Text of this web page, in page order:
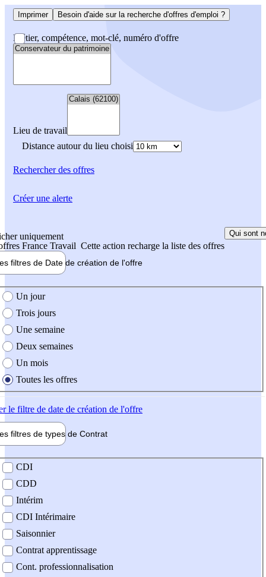
Imprimer Besoin d'aide sur la recherche d'offres d'emploi ?
Métier, compétence, mot-clé, numéro d'offre
Lieu de travail
Distance autour du lieu choisi
Rechercherdes offres
uniquement
France Travail Cette action recharge la liste des offres
Qui sont
filtres de Date de création de l'offre
création de l'offre
Un jour
Trois jours
Une semaine
Deux semaines
Un mois
Toutes les offres
le filtre de date de création de l'offre
filtres de types de Contrat
contrat
CDI
CDD
Intérim
CDI Intérimaire
Saisonnier
Contrat apprentissage
Cont. professionnalisation
Créer une alerte